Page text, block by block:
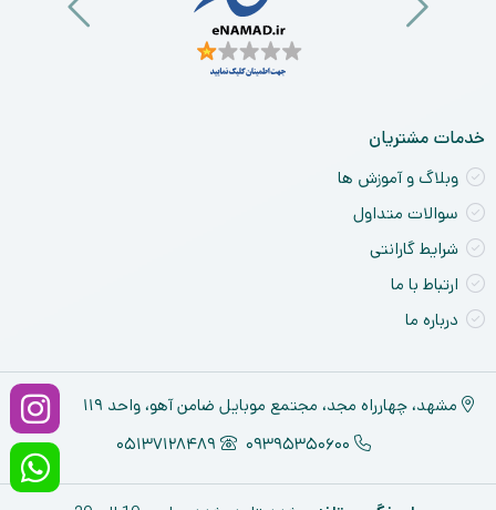
خدمات مشتریان
وبلاگ و آموزش ها
سوالات متداول
شرایط گارانتی
ارتباط با ما
درباره ما
مشهد، چهارراه مجد، مجتمع موبایل ضامن آهو، واحد ۱۱۹
09395350600
05137128489